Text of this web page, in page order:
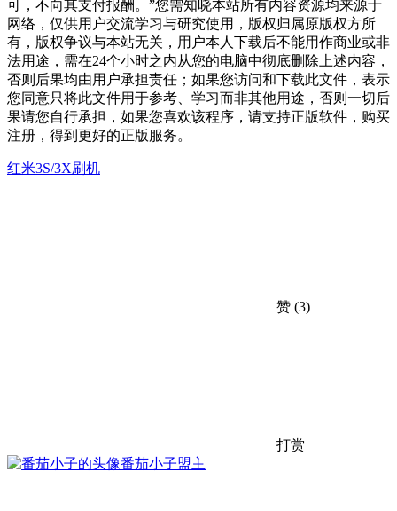
可，不向其支付报酬。”您需知晓本站所有内容资源均来源于
网络，仅供用户交流学习与研究使用，版权归属原版权方所
有，版权争议与本站无关，用户本人下载后不能用作商业或非
法用途，需在24个小时之内从您的电脑中彻底删除上述内容，
否则后果均由用户承担责任；如果您访问和下载此文件，表示
您同意只将此文件用于参考、学习而非其他用途，否则一切后
果请您自行承担，如果您喜欢该程序，请支持正版软件，购买
注册，得到更好的正版服务。
红米3S/3X刷机
赞 (3)
打赏
番茄小子盟主